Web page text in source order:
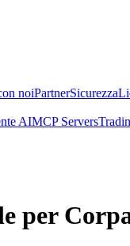
noiPartnerSicurezza
AIMCP Servers
per